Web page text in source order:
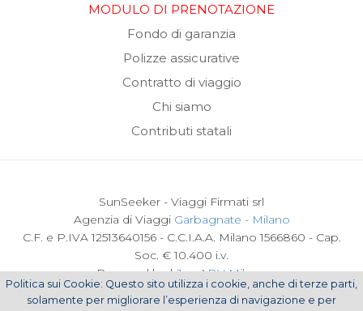
MODULO DI PRENOTAZIONE
Fondo di garanzia
Polizze assicurative
Contratto di viaggio
Chi siamo
Contributi statali
SunSeeker - Viaggi Firmati srl
Agenzia di Viaggi Garbagnate - Milano
C.F. e P.IVA 12513640156 - C.C.I.A.A. Milano 1566860 - Cap.
Soc. € 10.400 i.v.
Powered by |Joy ADV Milano
Cookie Policy
Politica sui Cookie: Questo sito utilizza i cookie, anche di terze parti,
solamente per migliorare l’esperienza di navigazione e per